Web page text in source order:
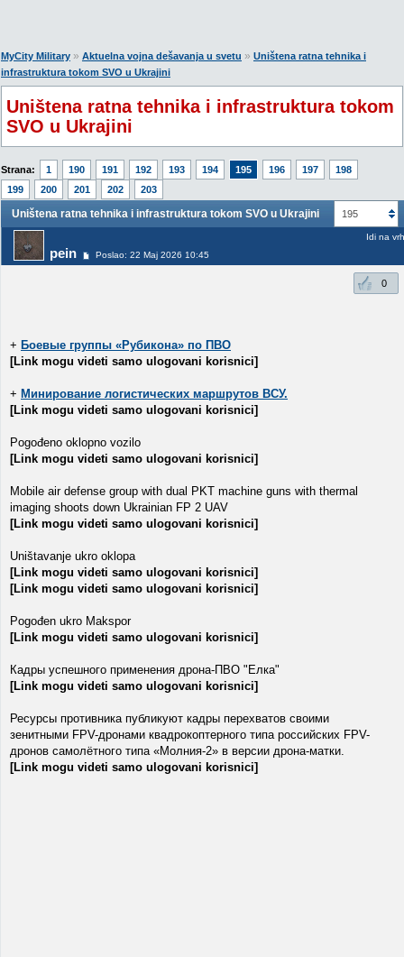
MyCity Military » Aktuelna vojna dešavanja u svetu » Uništena ratna tehnika i
infrastruktura tokom SVO u Ukrajini
Uništena ratna tehnika i infrastruktura tokom
SVO u Ukrajini
Strana: 1 190 191 192 193 194 195 196 197
198
199
200 201 202 203
195
Uništena ratna tehnika i infrastruktura tokom SVO u Ukrajini
pein Poslao: 22 Maj 2026 10:45
Idi na vrh
0
+ Боевые группы «Рубикона» по ПВО
[Link mogu videti samo ulogovani korisnici]
+ Минирование логистических маршрутов ВСУ.
[Link mogu videti samo ulogovani korisnici]
Pogođeno oklopno vozilo
[Link mogu videti samo ulogovani korisnici]
Mobile air defense group with dual PKT machine guns with thermal
imaging shoots down Ukrainian FP 2 UAV
[Link mogu videti samo ulogovani korisnici]
Uništavanje ukro oklopa
[Link mogu videti samo ulogovani korisnici]
[Link mogu videti samo ulogovani korisnici]
Pogođen ukro Makspor
[Link mogu videti samo ulogovani korisnici]
Кадры успешного применения дрона-ПВО "Елка"
[Link mogu videti samo ulogovani korisnici]
Ресурсы противника публикуют кадры перехватов своими
зенитными FPV-дронами квадрокоптерного типа российских FPV-
дронов самолётного типа «Молния-2» в версии дрона-матки.
[Link mogu videti samo ulogovani korisnici]